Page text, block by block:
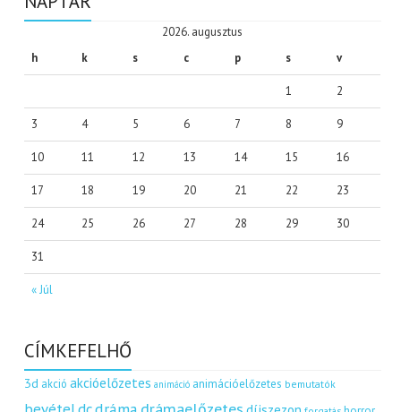
2026. augusztus
h
k s c p s v
« Júl
1 2
3 4 5 6 7 8 9
10 11 12 13 14 15 16
17 18 19 20 21 22 23
24 25 26 27 28 29 30
31
CÍMKEFELHŐ
3d akció akcióelőzetes animáció animációelőzetes bemutatók